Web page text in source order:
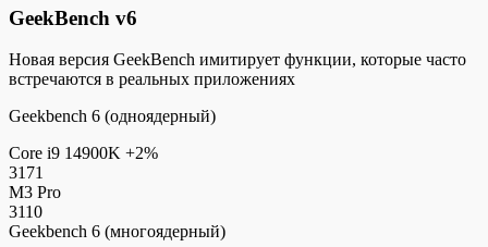
GeekBench v6
Новая версия GeekBench имитирует функции, которые часто
встречаются в реальных приложениях
Geekbench 6 (одноядерный)
Core i9 14900K +2%
3171
M3 Pro
3110
Geekbench 6 (многоядерный)